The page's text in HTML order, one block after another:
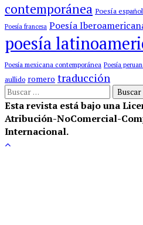
contemporánea Poesía
Poesía francesa Poesía
poesía
Poesía mexicana contemporánea Poesía
aullido romero traducción
Buscar:
Esta revista está bajo una
Atribución-NoComercial-
Internacional.